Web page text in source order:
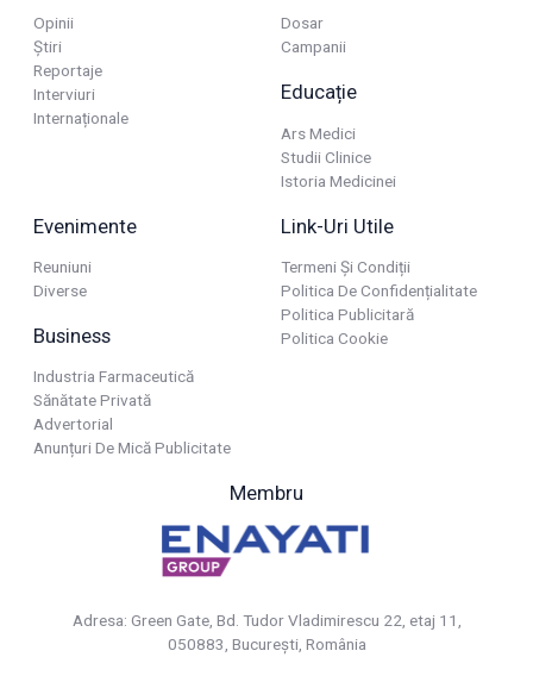
Opinii
Știri
Reportaje
Interviuri
Internaționale
Dosar
Campanii
Educație
Ars Medici
Studii Clinice
Istoria Medicinei
Evenimente
Reuniuni
Diverse
Business
Industria Farmaceutică
Sănătate Privată
Advertorial
Anunțuri De Mică Publicitate
Link-Uri Utile
Termeni Și Condiții
Politica De Confidențialitate
Politica Publicitară
Politica Cookie
Membru
Adresa: Green Gate, Bd. Tudor Vladimirescu 22, etaj 11,
050883, Bucureşti, România